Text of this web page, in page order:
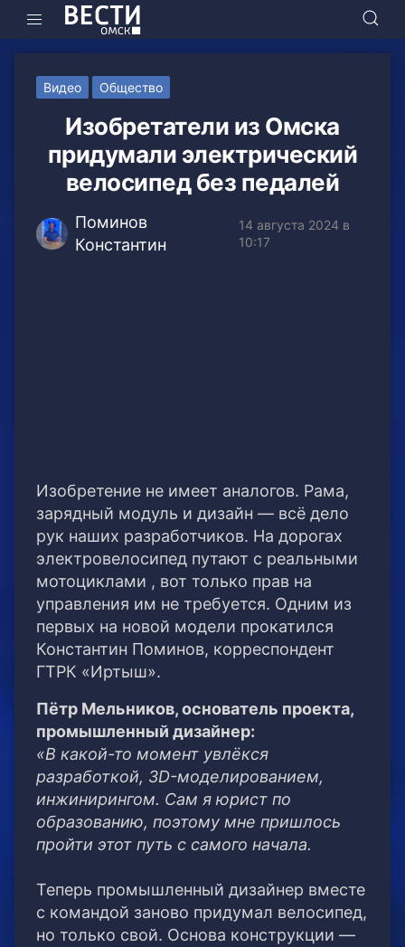
Видео Общество
Изобретатели из Омска
придумали электрический
велосипед без педалей
Поминов
Константин
14 августа 2024 в
10:17
Изобретение не имеет аналогов. Рама,
зарядный модуль и дизайн — всё дело
рук наших разработчиков. На дорогах
электровелосипед путают с реальными
мотоциклами , вот только прав на
управления им не требуется. Одним из
первых на новой модели прокатился
Константин Поминов, корреспондент
ГТРК «Иртыш».
Пётр Мельников, основатель проекта,
промышленный дизайнер:
«В какой-то момент увлёкся
разработкой, 3D-моделированием,
инжинирингом. Сам я юрист по
образованию, поэтому мне пришлось
пройти этот путь с самого начала.
Теперь промышленный дизайнер вместе
с командой заново придумал велосипед,
но только свой. Основа конструкции —